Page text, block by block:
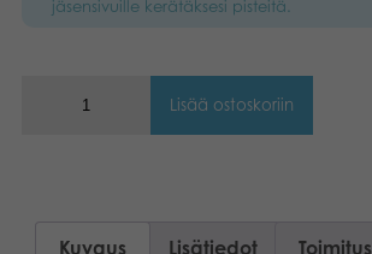
jäsensivuille kerätäksesi pisteitä.
Lisää ostoskoriin
Kuvaus Lisätiedot Toimitus